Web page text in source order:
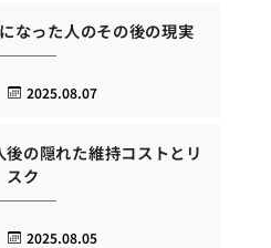
なった人のその後の現実
2025.08.07
の隠れた維持コストとリ
スク
2025.08.05